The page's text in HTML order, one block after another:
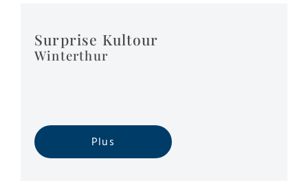
Surprise Kultour
Winterthur
Plus